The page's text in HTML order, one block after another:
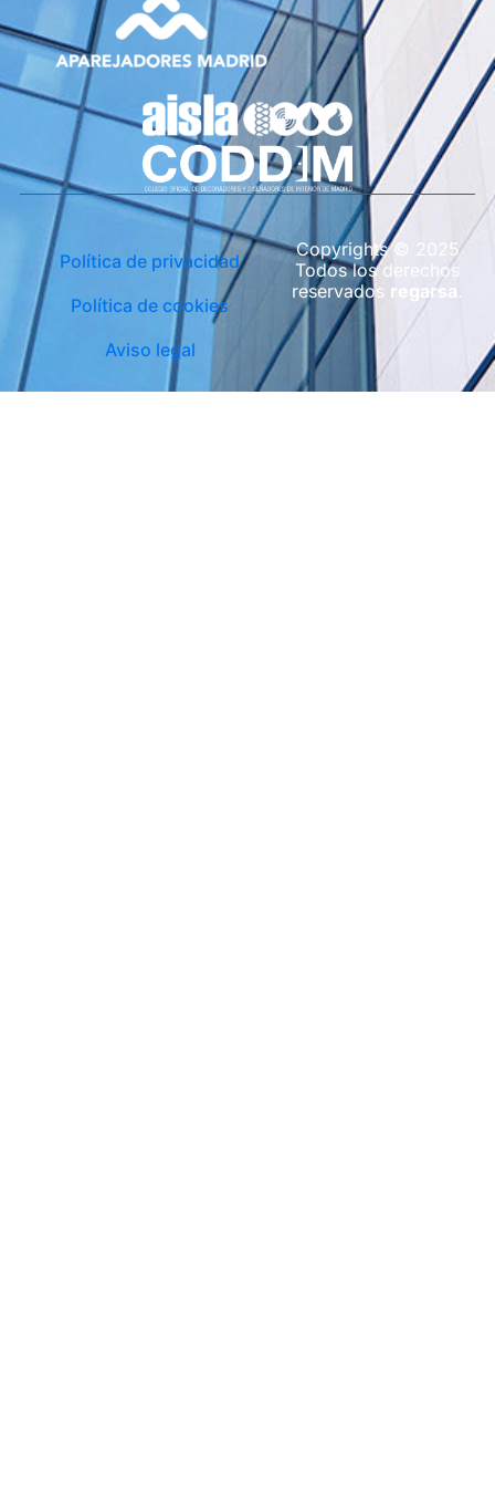
Política de privacidad
Política de cookies
Aviso legal
Copyrights © 2025
Todos los derechos
reservados regarsa .